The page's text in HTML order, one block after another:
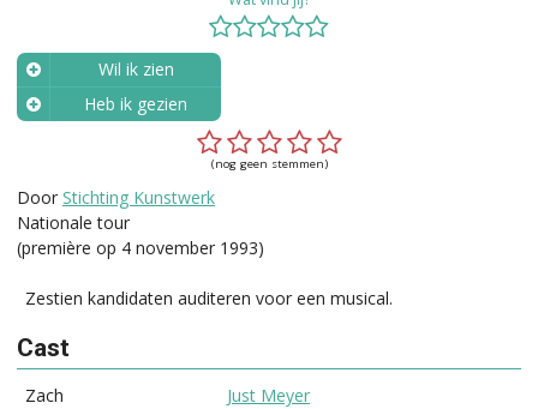
Wil ik zien
Heb ik gezien
(nog geen stemmen)
Door Stichting Kunstwerk
Nationale tour
(première op 4 november 1993)
Zestien kandidaten auditeren voor een musical.
Cast
Zach
Just Meyer